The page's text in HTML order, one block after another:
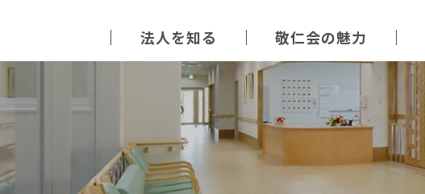
法人を知る 敬仁会の魅力